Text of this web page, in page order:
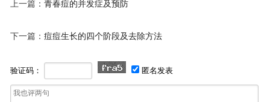
上一篇： 青春痘的并发症及预防
下一篇： 痘痘生长的四个阶段及去除方法
验证码： 匿名发表